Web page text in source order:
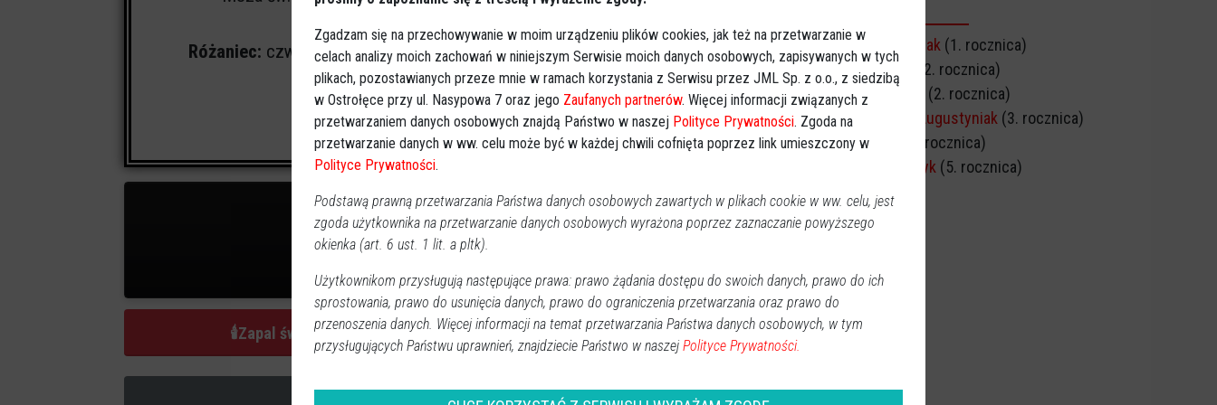
Cmentarz:
parafialny w Rzekuniu
Różaniec: czwartek (18.01.2024 r.), piątek (19.01.2024 r.) o godz.17.00
1zapalonych świeczek
🕯Zapal świeczkę ↗Udostępnij
wróć
Marek Kazimierczak (1. rocznica)
Irena Murawska
(2. rocznica)
Irena Ciborowska
(2. rocznica)
Mariusz Henryk Augustyniak (3. rocznica)
Michał Piątak
(5. rocznica)
Wiesław Szymczyk (5. rocznica)
Zgadzam się na przechowywanie w moim urządzeniu plików cookies, jak też na przetwarzanie w
celach analizy moich zachowań w niniejszym Serwisie moich danych osobowych, zapisywanych w tych
plikach, pozostawianych przeze mnie w ramach korzystania z Serwisu przez JML Sp. z o.o., z siedzibą
w Ostrołęce przy ul. Nasypowa 7 oraz jego Zaufanych partnerów. Więcej informacji związanych z
przetwarzaniem danych osobowych znajdą Państwo w naszej Polityce Prywatności. Zgoda na
przetwarzanie danych w ww. celu może być w każdej chwili cofnięta poprzez link umieszczony w
Polityce Prywatności.
Podstawą prawną przetwarzania Państwa danych osobowych zawartych w plikach cookie w ww. celu, jest
zgoda użytkownika na przetwarzanie danych osobowych wyrażona poprzez zaznaczanie powyższego
okienka (art. 6 ust. 1 lit. a pltk).
Użytkownikom przysługują następujące prawa: prawo żądania dostępu do swoich danych, prawo do ich
sprostowania, prawo do usunięcia danych, prawo do ograniczenia przetwarzania oraz prawo do
przenoszenia danych. Więcej informacji na temat przetwarzania Państwa danych osobowych, w tym
przysługujących Państwu uprawnień, znajdziecie Państwo w naszej Polityce Prywatności.